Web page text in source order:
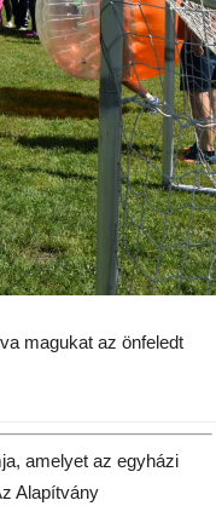
magukat az önfeledt
amelyet az egyházi
Alapítvány